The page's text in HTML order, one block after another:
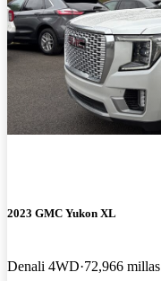
2023 GMC Yukon XL
Denali 4WD 72,966 millas